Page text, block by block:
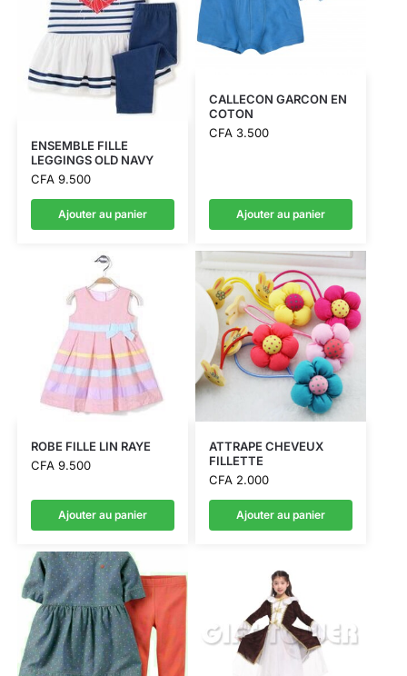
ENSEMBLE FILLE
LEGGINGS OLD NAVY
CFA9.500
Ajouter au panier
CALLECON GARCON EN
COTON
CFA3.500
Ajouter au panier
ROBE FILLE LIN RAYE
CFA9.500
Ajouter au panier
ATTRAPE CHEVEUX
FILLETTE
CFA2.000
Ajouter au panier